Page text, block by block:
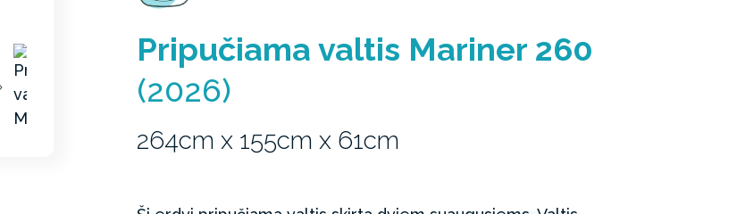
Pripučiama valtis Mariner 260
(2026)
264cm x 155cm x 61cm